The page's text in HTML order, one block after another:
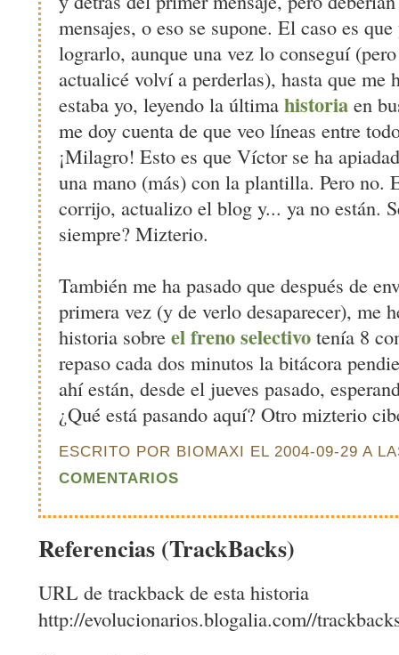
mensajes, o eso se supone. El caso es
lograrlo, aunque una vez lo conseguí
actualicé volví a perderlas), hasta que me
estaba yo, leyendo la última historiaen
me doy cuenta de que veo líneas entre
¡Milagro! Esto es que Víctor se ha
una mano (más) con la plantilla. Pero no.
corrijo, actualizo el blog y... ya no están.
siempre? Mizterio.
También me ha pasado que después de
primera vez (y de verlo desaparecer), me
historia sobre el freno selectivotenía 8
repaso cada dos minutos la bitácora
ahí están, desde el jueves pasado,
¿Qué está pasando aquí? Otro mizterio
ESCRITO POR BIOMAXI EL 2004-09-29 A
COMENTARIOS
Referencias (TrackBacks)
URL de trackback de esta historia
http://evolucionarios.blogalia.com//